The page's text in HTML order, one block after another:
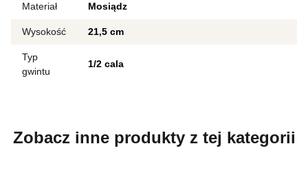
Materiał Mosiądz
Wysokość 21,5 cm
Typ
gwintu
1/2 cala
Zobacz inne produkty z tej kategorii